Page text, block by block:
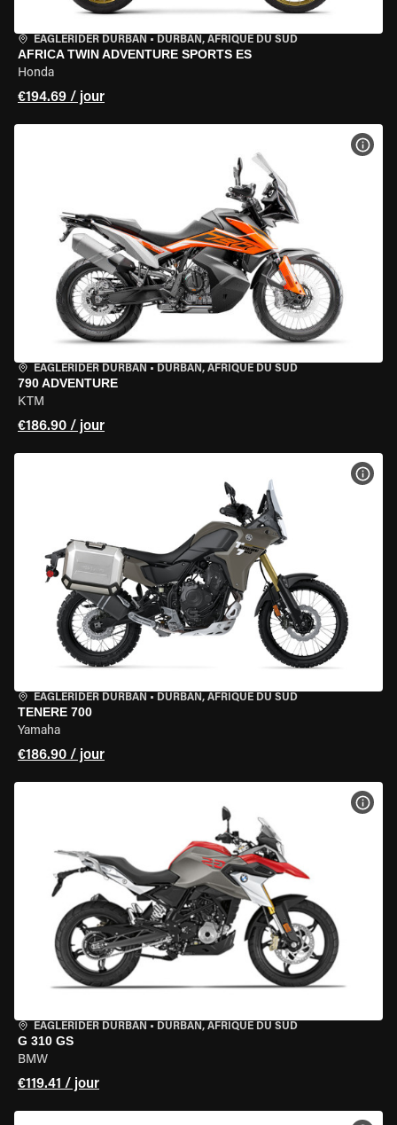
EAGLERIDER DURBAN • DURBAN, AFRIQUE DU SUD
AFRICA TWIN ADVENTURE SPORTS ES
Honda
€194.69 / jour
EAGLERIDER DURBAN • DURBAN, AFRIQUE DU SUD
790 ADVENTURE
KTM
€186.90 / jour
EAGLERIDER DURBAN • DURBAN, AFRIQUE DU SUD
TENERE 700
Yamaha
€186.90 / jour
EAGLERIDER DURBAN • DURBAN, AFRIQUE DU SUD
G 310 GS
BMW
€119.41 / jour